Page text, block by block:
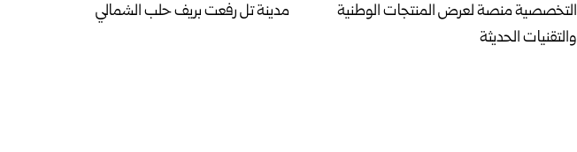
التخصصية منصة لعرض المنتجات الوطنية
والتقنيات الحديثة
مدينة تل رفعت بريف حلب الشمالي